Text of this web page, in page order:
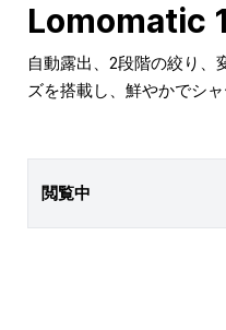
Lomomatic
自動露出、2段階の絞り、
ズを搭載し、鮮やかでシ
閲覧中